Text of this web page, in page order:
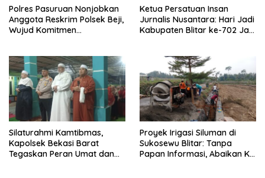
Polres Pasuruan Nonjobkan
Anggota Reskrim Polsek Beji,
Wujud Komitmen
Ketua Persatuan Insan
Jurnalis Nusantara: Hari Jadi
Kabupaten Blitar ke-702 Jadi
Silaturahmi Kamtibmas,
Kapolsek Bekasi Barat
Tegaskan Peran Umat dan
Proyek Irigasi Siluman di
Sukosewu Blitar: Tanpa
Papan Informasi, Abaikan K3,